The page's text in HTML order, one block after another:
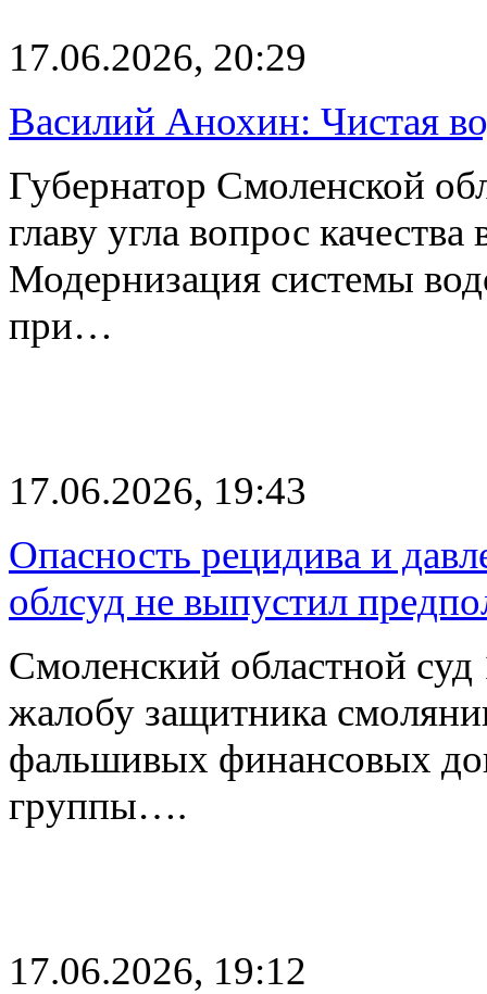
17.06.2026, 20:29
Василий Анохин: Чистая
Губернатор Смоленской
главу угла вопрос
Модернизация системы
при…
17.06.2026, 19:43
Опасность рецидива и
облсуд не выпустил
Смоленский областной
жалобу защитника
фальшивых финансовых
группы….
17.06.2026, 19:12